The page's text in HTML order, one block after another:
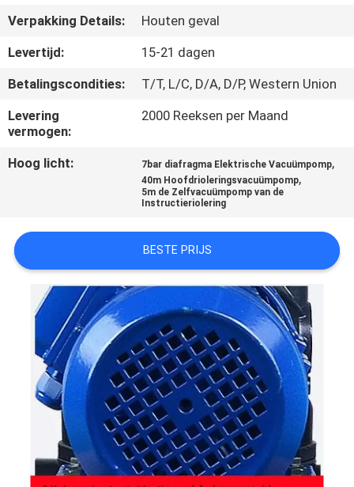
NIEUWS
VERZOEK
OM
EEN
SITEMAP
PRIVACY
POLICY
Verpakking Details:
Houten geval
Levertijd:
15-21 dagen
Betalingscondities:
T/T, L/C, D/A, D/P, Western Union
Levering
vermogen:
2000 Reeksen per Maand
Hoog licht: 7bar diafragma Elektrische Vacuümpomp,
40m Hoofdrioleringsvacuümpomp,
5m de Zelfvacuümpomp van de
Instructieriolering
BESTE PRIJS